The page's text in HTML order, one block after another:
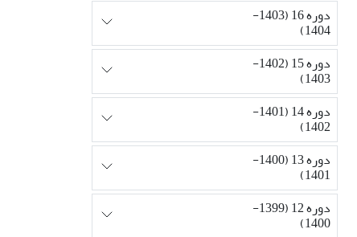
دوره 16 (1403-
1404)
دوره 15 (1402-
1403)
دوره 14 (1401-
1402)
دوره 13 (1400-
1401)
دوره 12 (1399-
1400)